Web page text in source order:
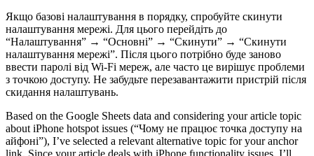
Якщо базові налаштування в порядку, спробуйте скинути
налаштування мережі. Для цього перейдіть до
“Налаштування” → “Основні” → “Скинути” → “Скинути
налаштування мережі”. Після цього потрібно буде заново
ввести паролі від Wi-Fi мереж, але часто це вирішує проблеми
з точкою доступу. Не забудьте перезавантажити пристрій після
скидання налаштувань.
Based on the Google Sheets data and considering your article topic
about iPhone hotspot issues (“Чому не працює точка доступу на
айфоні”), I’ve selected a relevant alternative topic for your anchor